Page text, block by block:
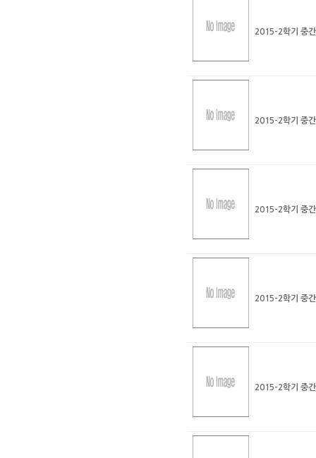
2015-2학기 중
2015-2학기 중
2015-2학기 중
2015-2학기 중
2015-2학기 중